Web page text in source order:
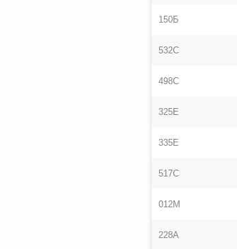
150Б
532С
498С
325Е
335Е
517С
012М
228А